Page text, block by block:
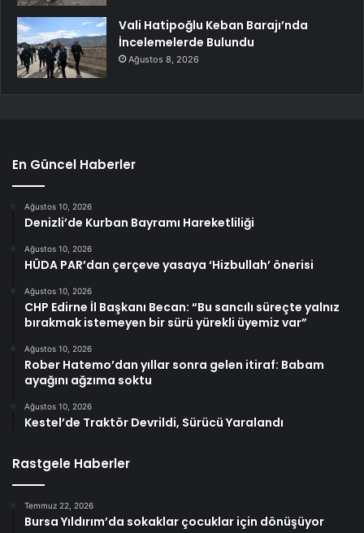
Vali Hatipoğlu Keban Barajı’nda
İncelemelerde Bulundu
Ağustos 8, 2026
En Güncel Haberler
Ağustos 10, 2026
Denizli’de Kurban Bayramı Hareketliliği
Ağustos 10, 2026
HÜDA PAR’dan çerçeve yasaya ‘Hizbullah’ önerisi
Ağustos 10, 2026
CHP Edirne İl Başkanı Becan: “Bu sancılı süreçte yalnız
bırakmak istemeyen bir sürü yürekli üyemiz var”
Ağustos 10, 2026
Rober Hatemo’dan yıllar sonra gelen itiraf: Babam
ayağını ağzıma soktu
Ağustos 10, 2026
Kestel’de Traktör Devrildi, Sürücü Yaralandı
Rastgele Haberler
Temmuz 22, 2026
Bursa Yıldırım’da sokaklar çocuklar için dönüşüyor